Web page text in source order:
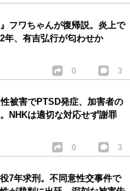
フワちゃんが復帰説。炎上で
年、有吉弘行が匂わせか
0 3
被害でPTSD発症、加害者の
NHKは適切な対応せず謝罪
0 3
7年求刑。不同意性交事件で